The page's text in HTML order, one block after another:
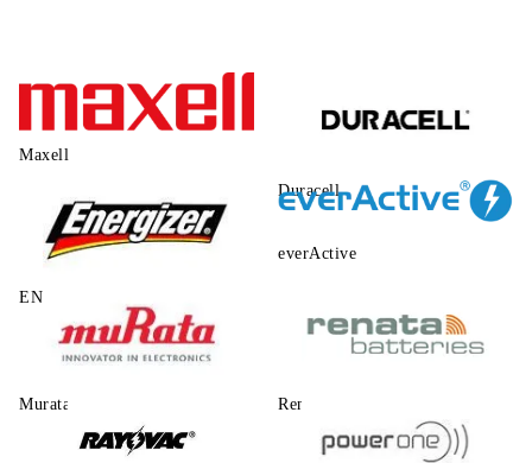
Maxell
Duracell
ENERGIZER
everActive
Murata Renata